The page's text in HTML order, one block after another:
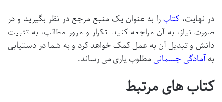
در نهایت، کتابرا به عنوان یک منبع مرجع در نظر بگیرید و در
صورت نیاز، به آن مراجعه کنید. تکرار و مرور مطالب، به تثبیت
دانش و تبدیل آن به عمل کمک خواهد کرد و به شما در دستیابی
بهآمادگی جسمانیمطلوب یاری می رساند.
کتاب های مرتبط